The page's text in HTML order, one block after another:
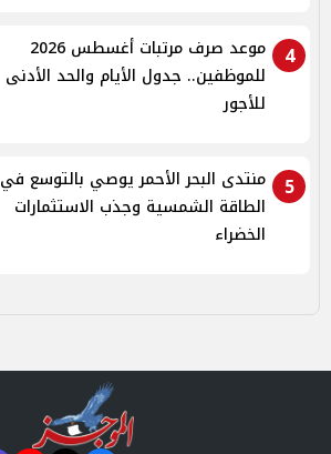
4
موعد صرف مرتبات أغسطس 2026
للموظفين.. جدول الأيام والحد الأدنى
للأجور
5
منتدى البحر الأحمر يوصي بالتوسع في
الطاقة الشمسية وجذب الاستثمارات
الخضراء